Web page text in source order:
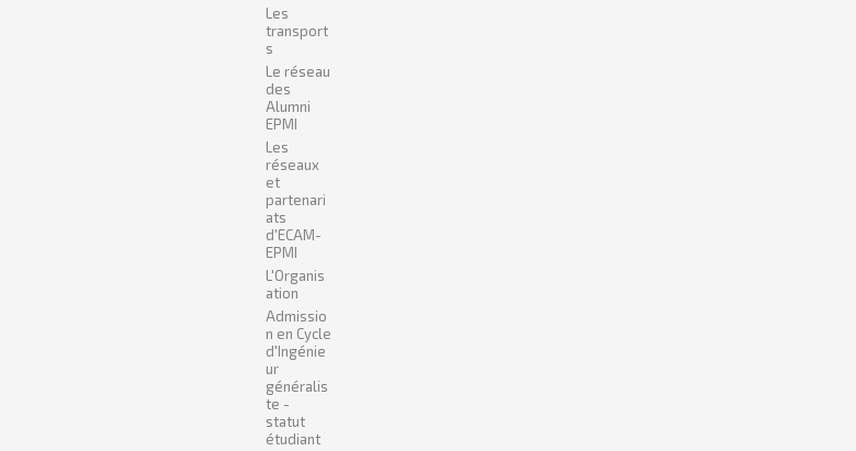
Les
transport
s
Le réseau
des
Alumni
EPMI
Les
réseaux
et
partenari
ats
d'ECAM-
EPMI
L'Organis
ation
Admissio
n en Cycle
d'Ingénie
ur
généralis
te -
statut
étudiant